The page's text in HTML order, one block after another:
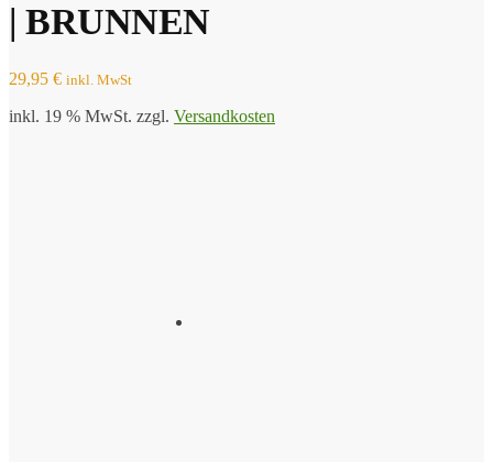
| BRUNNEN
29,95 € inkl. MwSt
inkl. 19 % MwSt. zzgl. Versandkosten